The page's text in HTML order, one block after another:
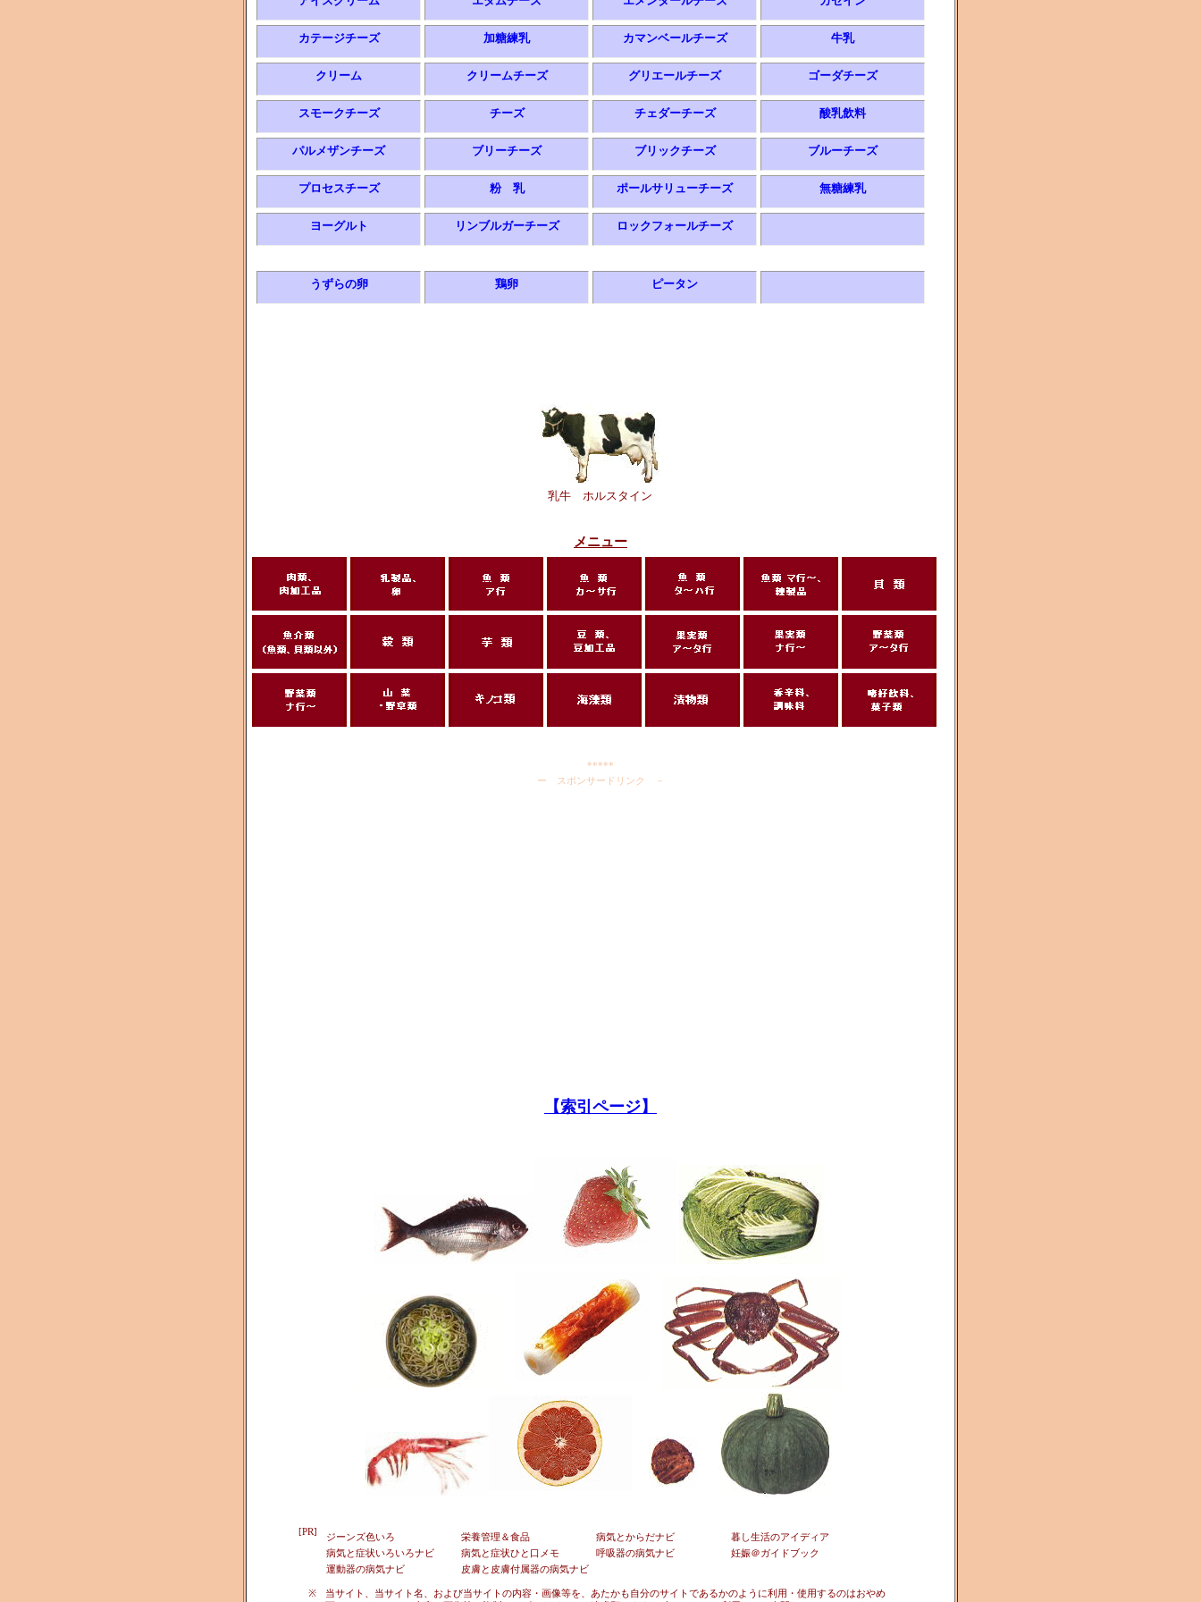
カテージチーズ 加糖練乳 カマンベールチーズ 牛乳
クリーム クリームチーズ グリエールチーズ ゴーダチーズ
スモークチーズ チーズ チェダーチーズ 酸乳飲料
パルメザンチーズ ブリーチーズ ブリックチーズ ブルーチーズ
プロセスチーズ 粉 乳 ポールサリューチーズ 無糖練乳
ヨーグルト リンブルガーチーズ ロックフォールチーズ
うずらの卵 鶏卵 ピータン
乳牛 ホルスタイン
メニュー
*****
ー スポンサードリンク －
【索引ページ】
[PR]
ジーンズ色いろ 栄養管理＆食品 病気とからだナビ
暮し生活のアイディア
病気と症状いろいろナビ
病気と症状ひと口メモ 呼吸器の病気ナビ
妊娠＠ガイドブック
運動器の病気ナビ
皮膚と皮膚付属器の病気ナビ
※
当サイト、当サイト名、および当サイトの内容・画像等を、あたかも自分のサイトであるかのように利用・使用するのはおやめ